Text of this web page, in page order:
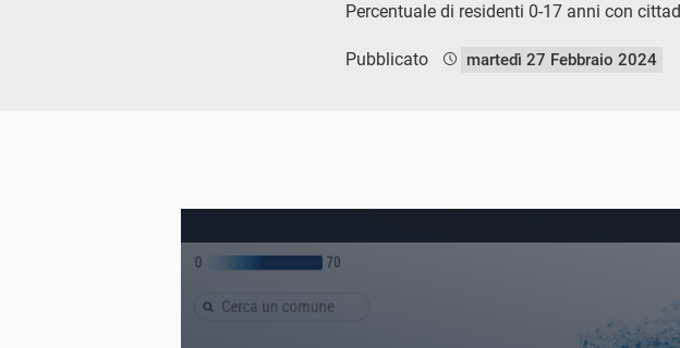
Percentuale di residenti 0-17 anni con
Pubblicato martedì 27 Febbraio 2024